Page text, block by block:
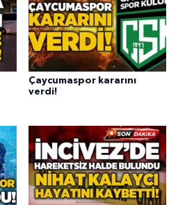
Çaycumaspor kararını
verdi!